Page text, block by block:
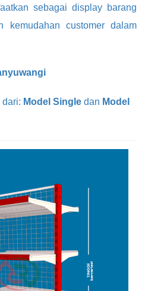
sebagai display barang
kemudahan customer dalam
Model Single dan Model